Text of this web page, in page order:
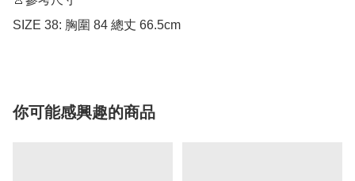
SIZE 38: 胸圍 84 總丈 66.5cm
你可能感興趣的商品